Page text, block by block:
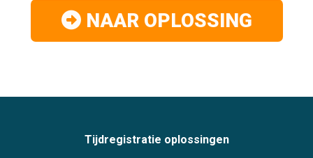
NAAR OPLOSSING
Tijdregistratie oplossingen